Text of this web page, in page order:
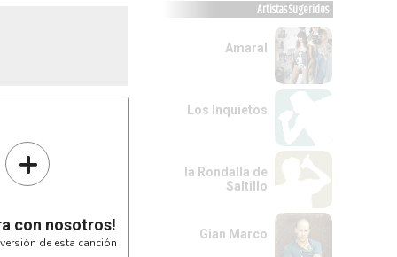
+
con nosotros!
de esta canción
Artistas Sugeridos
Amaral
Los Inquietos
la Rondalla de
Saltillo
Gian Marco